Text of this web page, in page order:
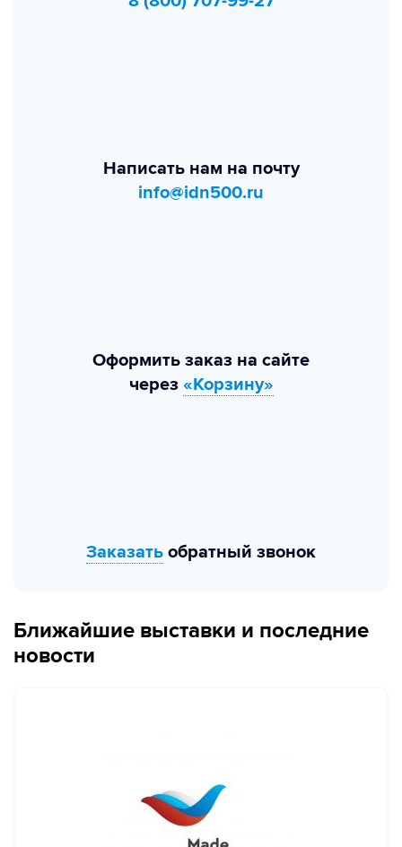
Написать нам на почту
info@idn500.ru
Оформить заказ на сайте
через «Корзину»
Заказать обратный звонок
Ближайшие выставки и последние
новости